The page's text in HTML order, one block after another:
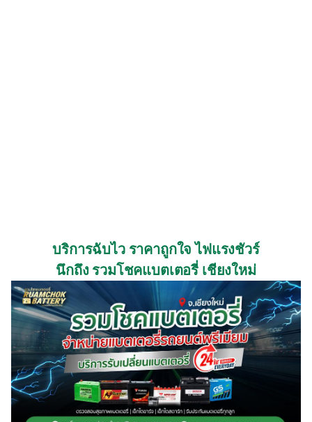
บริการฉับไว ราคาถูกใจ ไฟแรงชัวร์
นึกถึง รวมโชคแบตเตอรี่ เชียงใหม่